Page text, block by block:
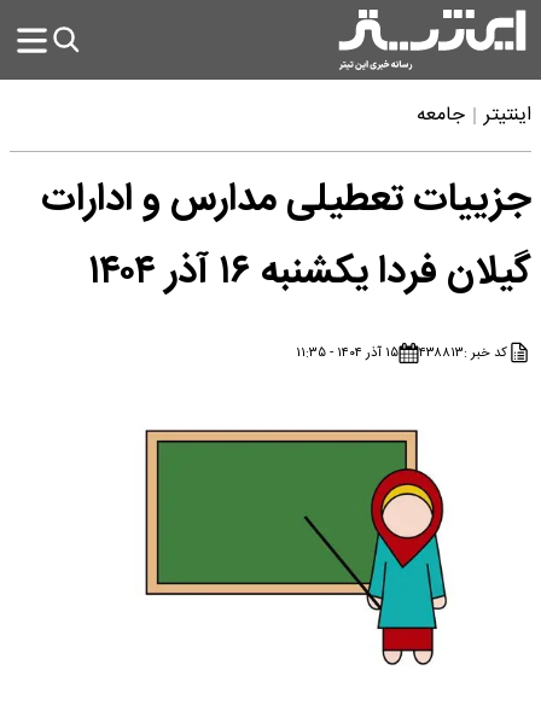
اینتیتر جامعه
جزییات تعطیلی مدارس و ادارات
گیلان فردا یکشنبه ۱۶ آذر ۱۴۰۴
کد خبر :۴۳۸۸۱۳ ۱۵ آذر ۱۴۰۴ - ۱۱:۳۵